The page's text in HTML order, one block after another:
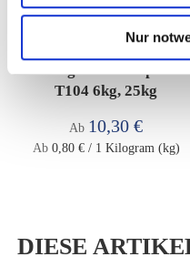
Nur
Tük-Tük
T104 6kg, 25kg
Ab 10,30 €
Ab 0,80 € / 1 Kilogram (kg)
DIESE